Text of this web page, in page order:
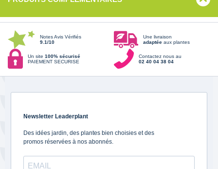
Notes Avis Vérifiés
9.1/10
Une livraison
adaptée aux plantes
Un site 100% sécurisé
PAIEMENT SECURISE
Contactez nous au
02 40 04 38 04
Newsletter Leaderplant
Des idées jardin, des plantes bien choisies et des
promos réservées à nos abonnés.